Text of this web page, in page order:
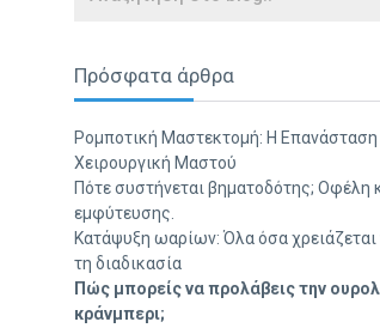
Πρόσφατα άρθρα
Ρομποτική Μαστεκτομή: Η Επανάσταση
Χειρουργική Μαστού
Πότε συστήνεται βηματοδότης; Οφέλη
εμφύτευσης.
Κατάψυξη ωαρίων: Όλα όσα χρειάζεται
τη διαδικασία
Πώς μπορείς να προλάβεις την
κράνμπερι;